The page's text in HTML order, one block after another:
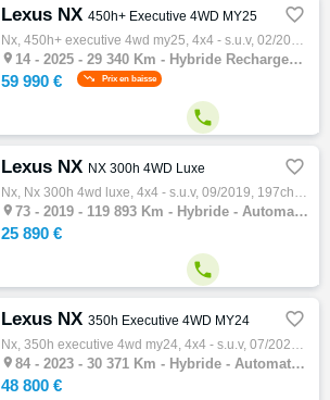
Lexus NX 450h+ Executive 4WD MY25 
Nx, 450h+ executive 4wd my25, 4x4 - s.u.v, 02/2025, 185ch, 10cv, 29340 km, 5 portes, 5 places, Première main, Clim. auto, Hybride rechargea…
 14 - 2025 - 29 340 Km - Hybride Rechargeable - Automatique - 4x4 - S.U.V
59 990 € Prix en baisse

Lexus NX NX 300h 4WD Luxe 
Nx, Nx 300h 4wd luxe, 4x4 - s.u.v, 09/2019, 197ch, 8cv, 119893 km, 5 portes, 5 places, Clim. auto, Hybride, Boite de vitesse automatique, C…
 73 - 2019 - 119 893 Km - Hybride - Automatique - 4x4 - S.U.V
25 890 €

Lexus NX 350h Executive 4WD MY24 
Nx, 350h executive 4wd my24, 4x4 - s.u.v, 07/2023, 190ch, 10cv, 30371 km, 5 portes, 5 places, Première main, Clim. auto, Hybride, Boite de …
 84 - 2023 - 30 371 Km - Hybride - Automatique - 4x4 - S.U.V
48 800 €